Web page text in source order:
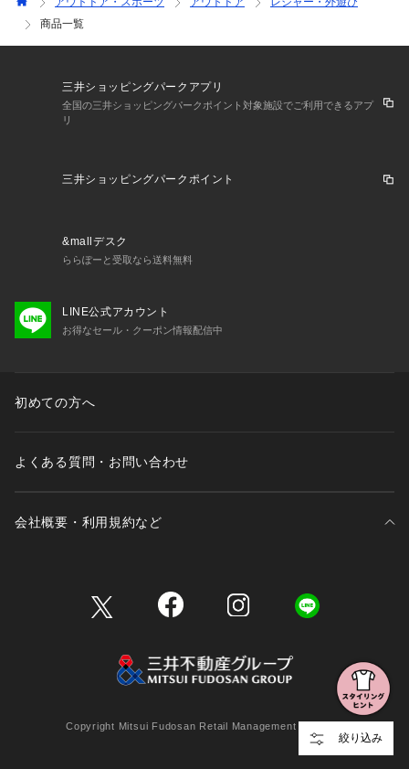
絞り込み
商品一覧
三井ショッピングパークアプリ
全国の三井ショッピングパークポイント対象施設でご利用できるアプ
リ
三井ショッピングパークポイント
&mallデスク
ららぽーと受取なら送料無料
LINE公式アカウント
お得なセール・クーポン情報配信中
初めての方へ
よくある質問・お問い合わせ
会社概要・利用規約など
Copyright Mitsui Fudosan Retail Management Co., Ltd.